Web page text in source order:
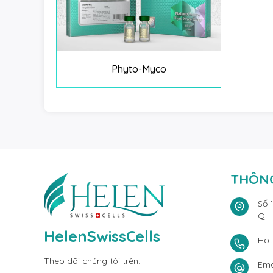
Phyto-Myco
HelenSwissCells
Theo dõi chúng tôi trên:
Số